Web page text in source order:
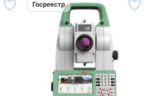
Госреестр